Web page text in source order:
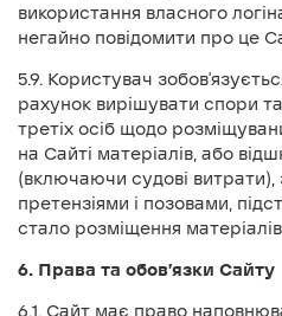
використання власного
негайно повідомити про це
5.9. Користувач
рахунок вирішувати спори
третіх осіб щодо
на Сайті матеріалів, або
(включаючи судові витрати),
претензіями і позовами,
стало розміщення
6. Права та обов’язки Сайту
6.1. Сайт має право